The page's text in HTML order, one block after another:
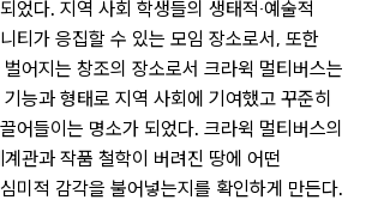
었다. 지역 사회 학생들의 생태적‧예술적
티가 응집할 수 있는 모임 장소로서, 또한
벌어지는 창조의 장소로서 크라윅 멀티버스는
능과 형태로 지역 사회에 기여했고 꾸준히
어들이는 명소가 되었다. 크라윅 멀티버스의
관과 작품 철학이 버려진 땅에 어떤
미적 감각을 불어넣는지를 확인하게 만든다.